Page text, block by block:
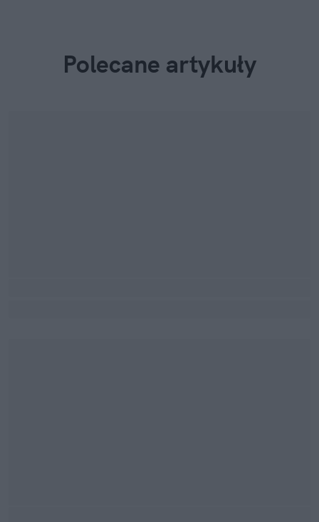
Polecane artykuły